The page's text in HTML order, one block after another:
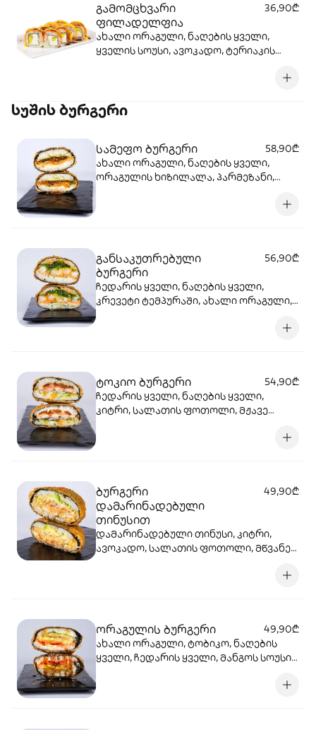
გამომცხვარი
ფილადელფია
36,90₾
ახალი ორაგული, ნაღების ყველი,
ყველის სოუსი, ავოკადო, ტერიაკის
სუშის ბურგერი
სამეფო ბურგერი
58,90₾
ახალი ორაგული, ნაღების ყველი,
ორაგულის ხიზილალა, პარმეზანი,
განსაკუთრებული
ბურგერი
56,90₾
ჩედარის ყველი, ნაღების ყველი,
კრევეტი ტემპურაში, ახალი ორაგული,
ტოკიო ბურგერი
54,90₾
ჩედარის ყველი, ნაღების ყველი,
კიტრი, სალათის ფოთოლი, მჟავე
ბურგერი
დამარინადებული
თინუსით
49,90₾
დამარინადებული თინუსი, კიტრი,
ავოკადო, სალათის ფოთოლი, მწვანე
ნაღების ყველი, გაუდა, ცხარე სოუსი,
ორაგულის ბურგერი
49,90₾
ახალი ორაგული, ტობიკო, ნაღების
ყველი, ჩედარის ყველი, მანგოს სოუსი,